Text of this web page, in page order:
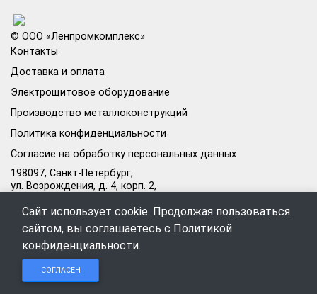
© ООО «Ленпромкомплекс»
Контакты
Доставка и оплата
Электрощитовое оборудование
Производство металлоконструкций
Политика конфиденциальности
Согласие на обработку персональных данных
198097, Санкт-Петербург,
ул. Возрождения, д. 4, корп. 2,
Режим работы офиса:
Пн–Пт: 09:00–18:00
+7 (812) 309-98-44
Сайт использует cookie. Продолжая пользоваться
сайтом, вы соглашаетесь с Политикой
конфиденциальности.
СОГЛАСЕН